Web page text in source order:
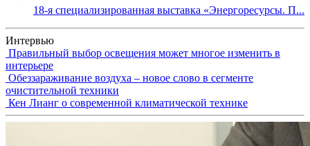
18-я специализированная выставка «Энергоресурсы. П...
Интервью
Правильный выбор освещения может многое изменить в
интерьере
Обеззараживание воздуха – новое слово в сегменте
очистительной техники
Кен Лианг о современной климатической технике